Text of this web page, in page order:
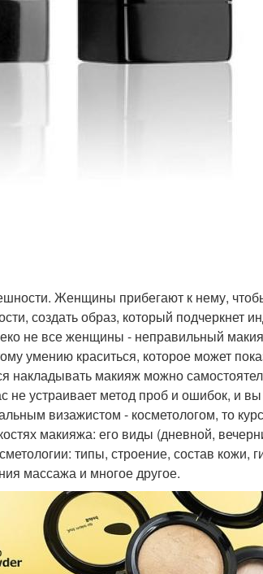
Женщины прибегают к нему,
создать образ, который подчеркнет
не все женщины - неправильный
умению краситься, которое может
накладывать макияж можно
не устраивает метод проб и ошибок, и
визажистом - косметологом, то
макияжа: его виды (дневной,
типы, строение, состав кожи,
массажа и многое другое.